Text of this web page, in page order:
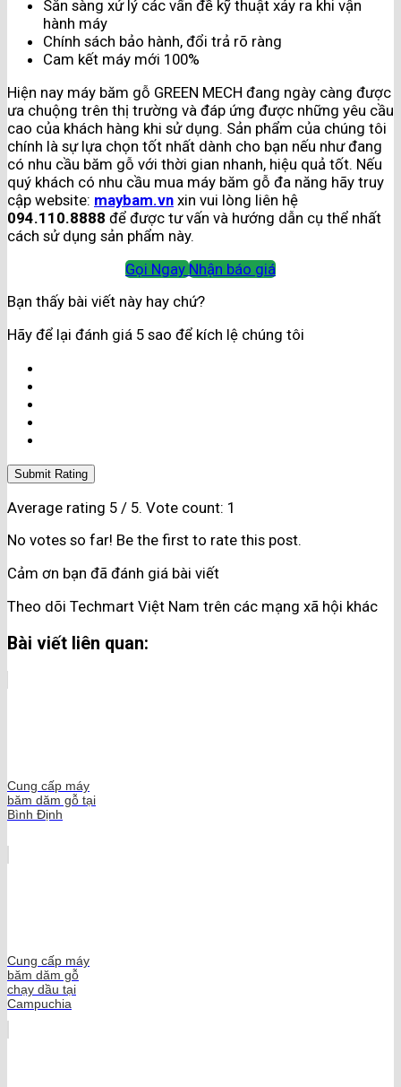
Sẵn sàng xử lý các vấn đề kỹ thuật xảy ra khi vận
hành máy
Chính sách bảo hành, đổi trả rõ ràng
Cam kết máy mới 100%
Hiện nay máy băm gỗ GREEN MECH đang ngày càng được
ưa chuộng trên thị trường và đáp ứng được những yêu cầu
cao của khách hàng khi sử dụng. Sản phẩm của chúng tôi
chính là sự lựa chọn tốt nhất dành cho bạn nếu như đang
có nhu cầu băm gỗ với thời gian nhanh, hiệu quả tốt. Nếu
quý khách có nhu cầu mua máy băm gỗ đa năng hãy truy
cập website: maybam.vn xin vui lòng liên hệ
094.110.8888 để được tư vấn và hướng dẫn cụ thể nhất
cách sử dụng sản phẩm này.
Gọi Ngay Nhận báo giá
Bạn thấy bài viết này hay chứ?
Hãy để lại đánh giá 5 sao để kích lệ chúng tôi
Submit Rating
Average rating 5 / 5. Vote count: 1
No votes so far! Be the first to rate this post.
Cảm ơn bạn đã đánh giá bài viết
Theo dõi Techmart Việt Nam trên các mạng xã hội khác
Bài viết liên quan:
Cung cấp máy
băm dăm gỗ tại
Bình Định
Cung cấp máy
băm dăm gỗ
chạy dầu tại
Campuchia